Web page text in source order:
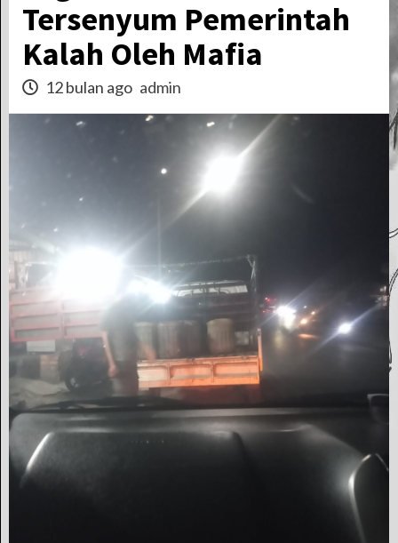
Tersenyum Pemerintah
Kalah Oleh Mafia
12 bulan ago admin